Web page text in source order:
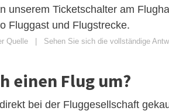
unserem Ticketschalter am
Fluggast und Flugstrecke.
Quelle Sehen Sie sich die vollständige
einen Flug um?
bei der Fluggesellschaft